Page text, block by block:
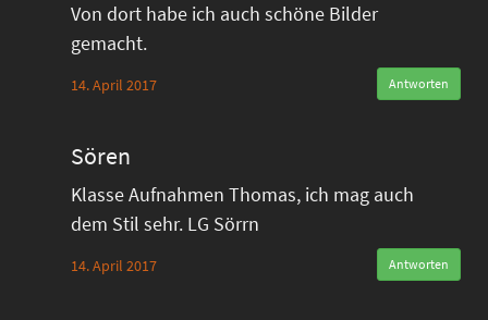
Von dort habe ich auch schöne Bilder
gemacht.
14. April 2017 Antworten
Sören
Klasse Aufnahmen Thomas, ich mag auch
dem Stil sehr. LG Sörrn
14. April 2017 Antworten